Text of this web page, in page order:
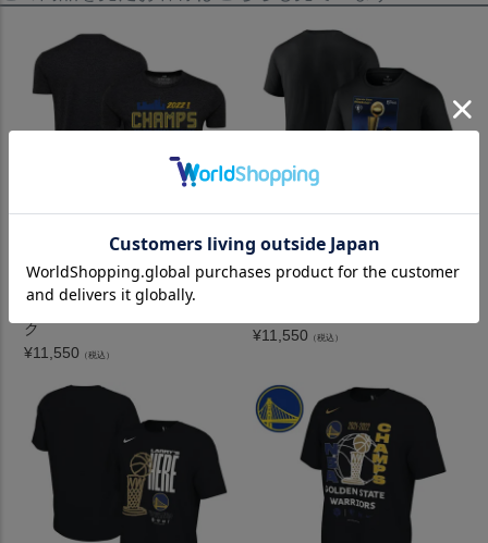
Aファイナル2022 優勝記念 Ch
ampions Comfy Wordmark Tri
ク
¥11,550 （税込）
NBA ウォリアーズ Tシャツ NB
Aファイナル2022 優勝記念 Ch
¥11,550 （税込）